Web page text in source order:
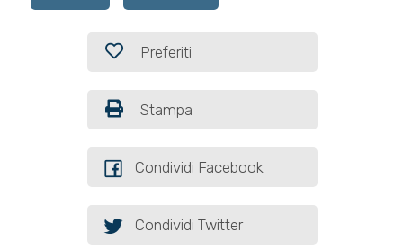
Preferiti
Stampa
Condividi Facebook
Condividi Twitter